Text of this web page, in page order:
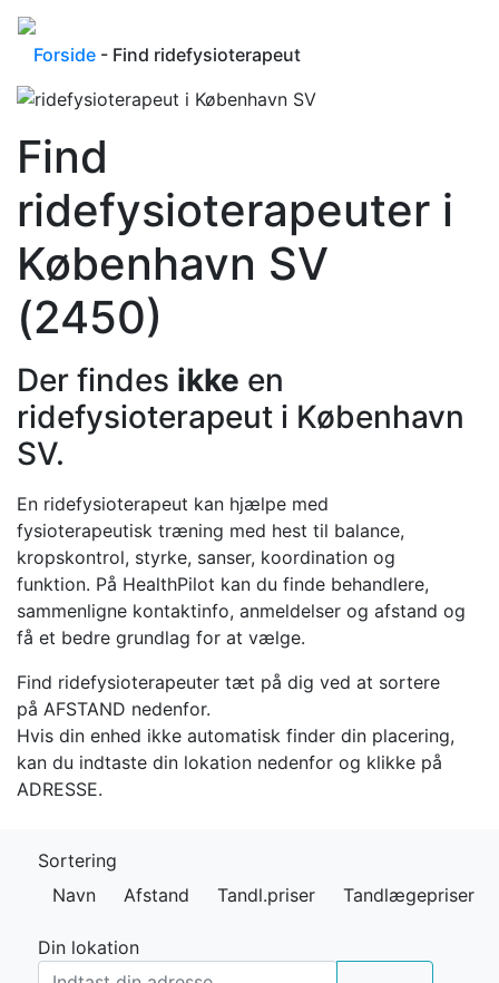
Forside - Find ridefysioterapeut
Find
ridefysioterapeuter i
København SV
(2450)
Der findes ikke en
ridefysioterapeut i København
SV.
En ridefysioterapeut kan hjælpe med
fysioterapeutisk træning med hest til balance,
kropskontrol, styrke, sanser, koordination og
funktion. På HealthPilot kan du finde behandlere,
sammenligne kontaktinfo, anmeldelser og afstand og
få et bedre grundlag for at vælge.
Find ridefysioterapeuter tæt på dig ved at sortere
på AFSTAND nedenfor.
Hvis din enhed ikke automatisk finder din placering,
kan du indtaste din lokation nedenfor og klikke på
ADRESSE.
Sortering
Navn
Afstand Tandl.priser Tandlægepriser
Din lokation